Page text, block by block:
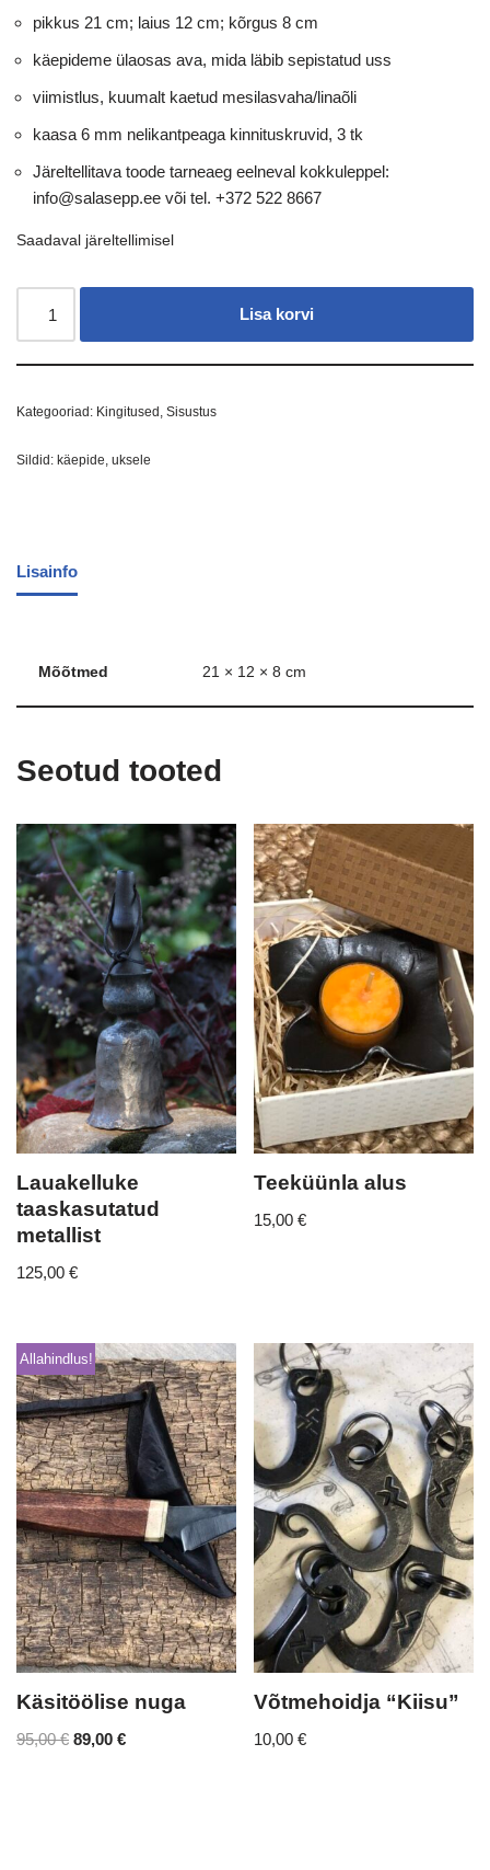
pikkus 21 cm; laius 12 cm; kõrgus 8 cm
käepideme ülaosas ava, mida läbib sepistatud uss
viimistlus, kuumalt kaetud mesilasvaha/linaõli
kaasa 6 mm nelikantpeaga kinnituskruvid, 3 tk
Järeltellitava toode tarneaeg eelneval kokkuleppel:
info@salasepp.ee või tel. +372 522 8667
Saadaval järeltellimisel
Lisa korvi
Kategooriad: Kingitused , Sisustus
Sildid: käepide, uksele
Lisainfo
Mõõtmed 21 × 12 × 8 cm
Seotud tooted
Lauakelluke
taaskasutatud
metallist
125,00 €
Teeküünla alus
15,00€
Allahindlus!
Käsitöölise nuga
95,00€ 89,00 €
Võtmehoidja “Kiisu”
10,00€